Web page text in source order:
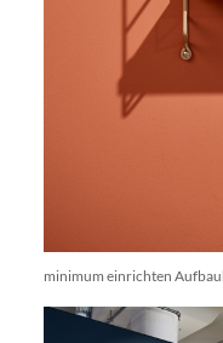
minimum einrichten